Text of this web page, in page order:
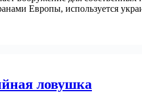
Европы, используется
ловушка